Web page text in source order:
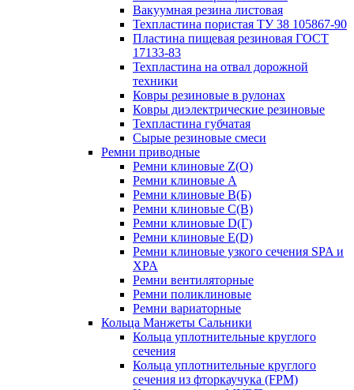
Вакуумная резина листовая
Техпластина пористая ТУ 38 105867-90
Пластина пищевая резиновая ГОСТ
17133-83
Техпластина на отвал дорожной
техники
Ковры резиновые в рулонах
Ковры диэлектрические резиновые
Техпластина губчатая
Сырые резиновые смеси
Ремни приводные
Ремни клиновые Z(О)
Ремни клиновые A
Ремни клиновые B(Б)
Ремни клиновые C(В)
Ремни клиновые D(Г)
Ремни клиновые Е(D)
Ремни клиновые узкого сечения SPA и
XPA
Ремни вентиляторные
Ремни поликлиновые
Ремни вариаторные
Кольца Манжеты Сальники
Кольца уплотнительные круглого
сечения
Кольца уплотнительные круглого
сечения из фторкаучука (FPM)